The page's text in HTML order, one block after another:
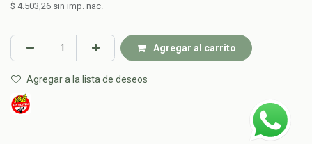
$ 4.503,26 sin imp. nac.
Agregar al carrito
Agregar a la lista de deseos